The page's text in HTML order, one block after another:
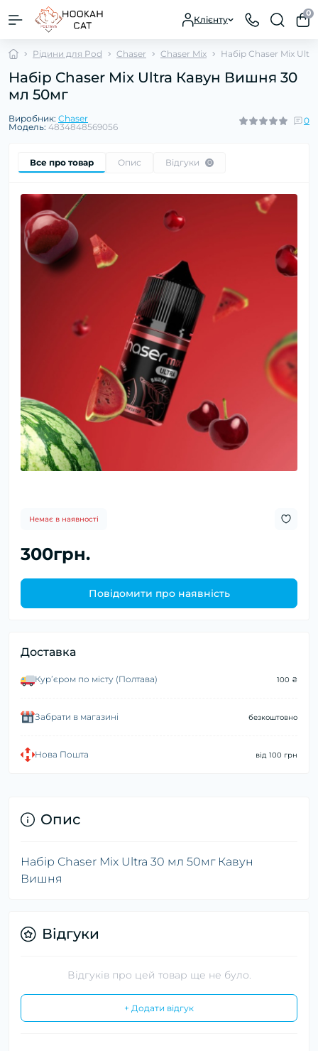
Клієнту
0
Рідини для Pod Chaser Chaser Mix Набір Chaser Mix
Набір Chaser Mix Ultra Кавун Вишня 30
мл 50мг
Виробник: Chaser
Модель: 4834848569056
0
Все про товар Опис Відгуки 0
Немає в наявності
300грн.
Повідомити про наявність
Доставка
Курʼєром по місту (Полтава) 100 ₴
Забрати в магазині безкоштовно
Нова Пошта від 100 грн
Опис
Набір Chaser Mix Ultra 30 мл 50мг Кавун
Вишня
Відгуки
Відгуків про цей товар ще не було.
+ Додати відгук